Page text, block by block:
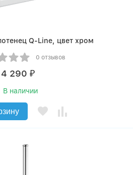
Q-Line, цвет хром
0 отзывов
4 290 ₽
В наличии